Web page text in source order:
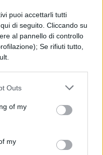
puoi accettarli tutti
di seguito. Cliccando su
al pannello di controllo
Se rifiuti tutto,
Outs
of my
my
stato
circa sette metri
di caduta.
gravissime, il
direttamente sulla